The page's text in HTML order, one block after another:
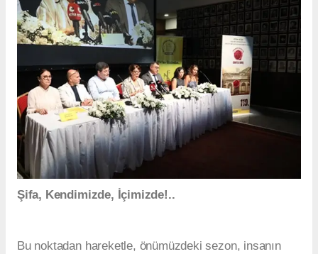
Şifa, Kendimizde, İçimizde!..
Bu noktadan hareketle, önümüzdeki sezon, insanın